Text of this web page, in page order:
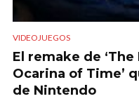
VIDEOJUEGOS
El remake de
Ocarina of Time’
de Nintendo